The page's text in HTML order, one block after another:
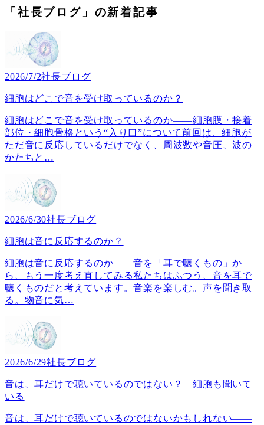
「社長ブログ」の新着記事
2026/7/2社長ブログ
細胞はどこで音を受け取っているのか？
細胞はどこで音を受け取っているのか――細胞膜・接着
部位・細胞骨格という“入り口”について前回は、細胞が
ただ音に反応しているだけでなく、周波数や音圧、波の
かたちと …
2026/6/30社長ブログ
細胞は音に反応するのか？
細胞は音に反応するのか――音を「耳で聴くもの」か
ら、もう一度考え直してみる私たちはふつう、音を耳で
聴くものだと考えています。音楽を楽しむ。声を聞き取
る。物音に気…
2026/6/29社長ブログ
音は、耳だけで聴いているのではない？ 細胞も聞いて
いる
音は、耳だけで聴いているのではないかもしれない――